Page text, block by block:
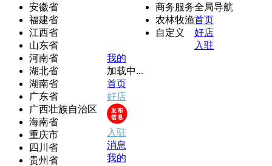
安徽省
福建省
江西省
山东省
河南省
湖北省
湖南省
广东省
广西壮族自治区
海南省
重庆市
四川省
贵州省
商务服务
农林牧渔
自定义
全局导航
首页
好店
入驻
我的
加载中...
首页
好店
入驻
消息
我的